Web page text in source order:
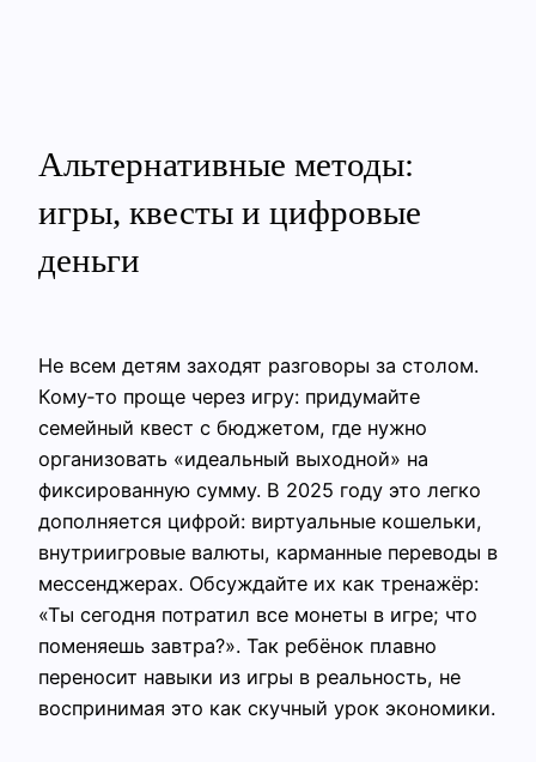
Альтернативные методы:
игры, квесты и цифровые
деньги
Не всем детям заходят разговоры за столом.
Кому‑то проще через игру: придумайте
семейный квест с бюджетом, где нужно
организовать «идеальный выходной» на
фиксированную сумму. В 2025 году это легко
дополняется цифрой: виртуальные кошельки,
внутриигровые валюты, карманные переводы в
мессенджерах. Обсуждайте их как тренажёр:
«Ты сегодня потратил все монеты в игре; что
поменяешь завтра?». Так ребёнок плавно
переносит навыки из игры в реальность, не
воспринимая это как скучный урок экономики.